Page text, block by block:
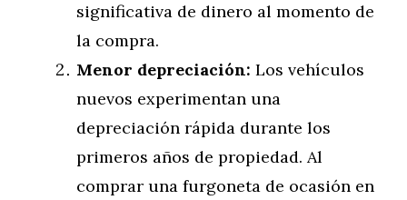
significativa de dinero al momento de
la compra.
Menor depreciación: Los vehículos
nuevos experimentan una
depreciación rápida durante los
primeros años de propiedad. Al
comprar una furgoneta de ocasión en